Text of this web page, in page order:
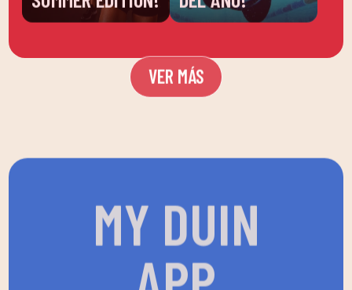
VER MÁS
MY DUIN
APP